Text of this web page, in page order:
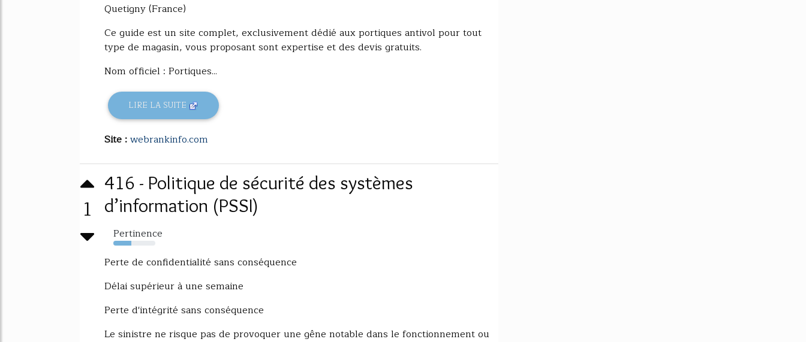
Quetigny (France)
Ce guide est un site complet, exclusivement dédié aux portiques antivol pour tout
type de magasin, vous proposant sont expertise et des devis gratuits.
Nom officiel : Portiques...
LIRE LA SUITE
Site :webrankinfo.com
1
416 - Politique de sécurité des systèmes
d’information (PSSI)
Pertinence
43%
Perte de confidentialité sans conséquence
Délai supérieur à une semaine
Perte d'intégrité sans conséquence
Le sinistre ne risque pas de provoquer une gêne notable dans le fonctionnement ou